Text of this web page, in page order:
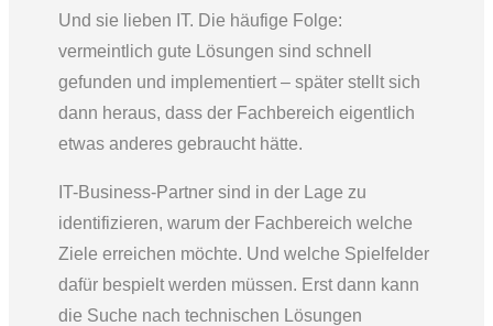
Und sie lieben IT. Die häufige Folge:
vermeintlich gute Lösungen sind schnell
gefunden und implementiert – später stellt sich
dann heraus, dass der Fachbereich eigentlich
etwas anderes gebraucht hätte.
IT-Business-Partner sind in der Lage zu
identifizieren, warum der Fachbereich welche
Ziele erreichen möchte. Und welche Spielfelder
dafür bespielt werden müssen. Erst dann kann
die Suche nach technischen Lösungen